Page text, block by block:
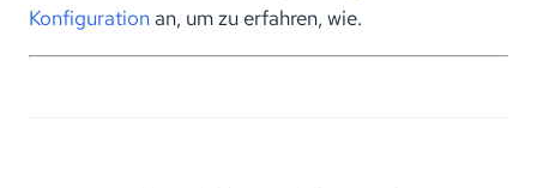
Konfigurationan, um zu erfahren, wie.